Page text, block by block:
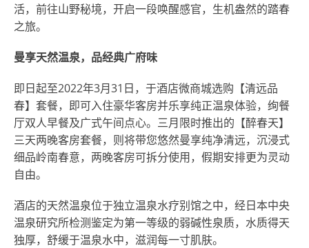
活，前往山野秘境，开启一段唤醒感官，生机盎然的踏春
之旅。
曼享天然温泉，品经典广府味
即日起至2022年3月31日，于酒店微商城选购【清远品
春】套餐，即可入住豪华客房并乐享纯正温泉体验，绚餐
厅双人早餐及广式午间点心。三月限时推出的【醉春天】
三天两晚客房套餐，则将带您悠然曼享纯净清远，沉浸式
细品岭南春意，两晚客房可拆分使用，假期安排更为灵动
自由。
酒店的天然温泉位于独立温泉水疗别馆之中，经日本中央
温泉研究所检测鉴定为第一等级的弱碱性泉质，水质得天
独厚，舒缓于温泉水中，滋润每一寸肌肤。